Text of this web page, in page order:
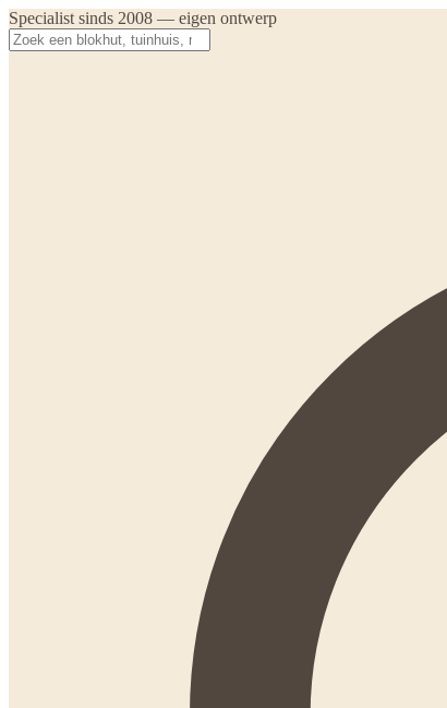
Specialist sinds 2008 — eigen ontwerp